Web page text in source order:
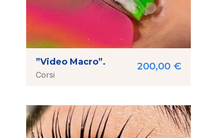
”Video Macro”.
Corsi
200,00 €